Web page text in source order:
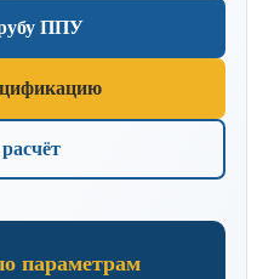
ППУ
параметрам